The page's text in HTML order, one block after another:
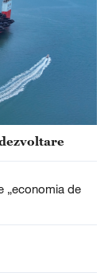
„economia de